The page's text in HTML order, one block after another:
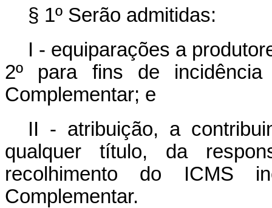
§ 1º Serão admitidas:
I - equiparações a
2º para fins de
Complementar; e
II - atribuição, a
qualquer título, da
recolhimento do ICMS
Complementar.